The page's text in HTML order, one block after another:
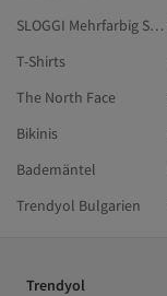
SLOGGI Mehrfarbig Strings
T-Shirts
The North Face
Bikinis
Bademäntel
Trendyol Bulgarien
Trendyol